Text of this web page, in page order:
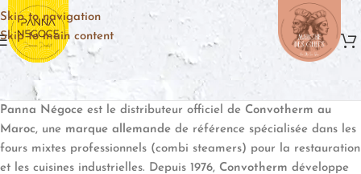
Skip to navigation
Skip to main content
Panna Négoce est le distributeur officiel de Convotherm au
Maroc, une marque allemande de référence spécialisée dans les
fours mixtes professionnels (combi steamers) pour la restauration
et les cuisines industrielles. Depuis 1976, Convotherm développe